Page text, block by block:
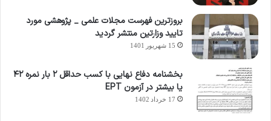
بروزترین فهرست مجلات علمی _ پژوهشی مورد
تایید وزارتین منتشر گردید
15 شهریور 1401
بخشنامه دفاع نهایی با کسب حداقل ۲ بار نمره ۴۲
یا بیشتر در آزمون EPT
17 خرداد 1402